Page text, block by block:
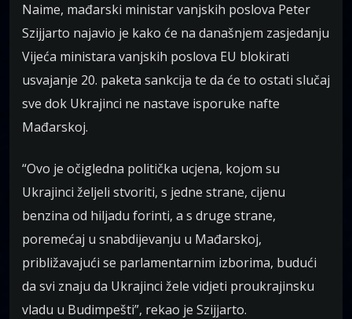
Naime, mađarski ministar vanjskih poslova Peter
Szijjarto najavio je kako će na današnjem zasjedanju
Vijeća ministara vanjskih poslova EU blokirati
usvajanje 20. paketa sankcija te da će to ostati slučaj
sve dok Ukrajinci ne nastave isporuke nafte
Mađarskoj.
“Ovo je očigledna politička ucjena, kojom su
Ukrajinci željeli stvoriti, s jedne strane, cijenu
benzina od hiljadu forinti, a s druge strane,
poremećaj u snabdijevanju u Mađarskoj,
približavajući se parlamentarnim izborima, budući
da svi znaju da Ukrajinci žele vidjeti proukrajinsku
vladu u Budimpešti”, rekao je Szijjarto.